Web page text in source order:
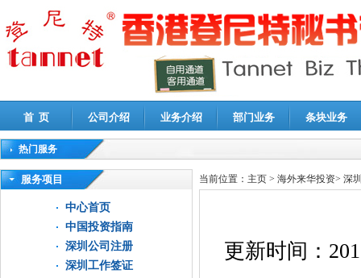
首 页 公司介绍 业务介绍 部门业务 条块业务
热门服务
高新技术企业认定审计|企业所得税汇算清缴申报鉴证
服务项目
中心首页
中国投资指南
深圳公司注册
深圳工作签证
当前位置： 主页 > 海外来华投资> 深
更新时间：